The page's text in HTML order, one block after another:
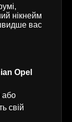
нікнейм
вас
Opel
або
свій